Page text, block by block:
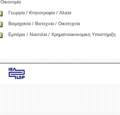
Οικονομία
Γεωργία / Κτηνοτροφία / Αλιεία
Βιομηχανία / Βιοτεχνία / Οικοτεχνία
Εμπόριο / Ναυτιλία / Χρηματοοικονομική Υποστήριξη